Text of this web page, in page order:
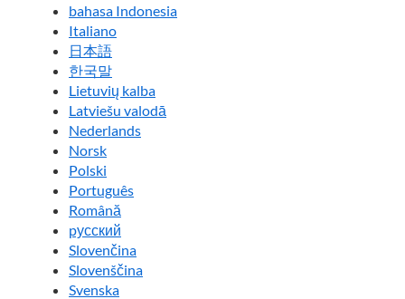
bahasa Indonesia
Italiano
日本語
한국말
Lietuvių kalba
Latviešu valodā
Nederlands
Norsk
Polski
Português
Română
pусский
Slovenčina
Slovenščina
Svenska